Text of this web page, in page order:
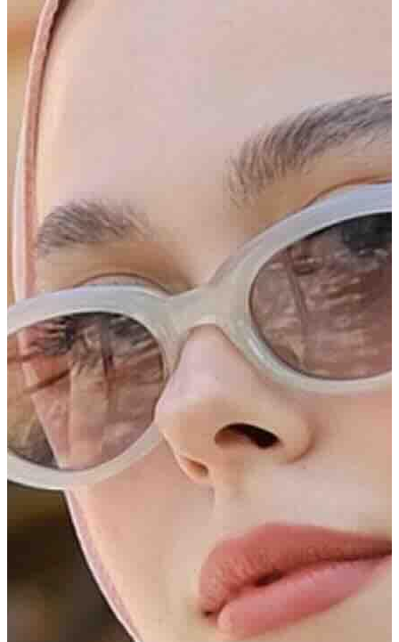
Tarzın için zarif dokunuş
Yeni sezon kreasyonu ile sizlerle